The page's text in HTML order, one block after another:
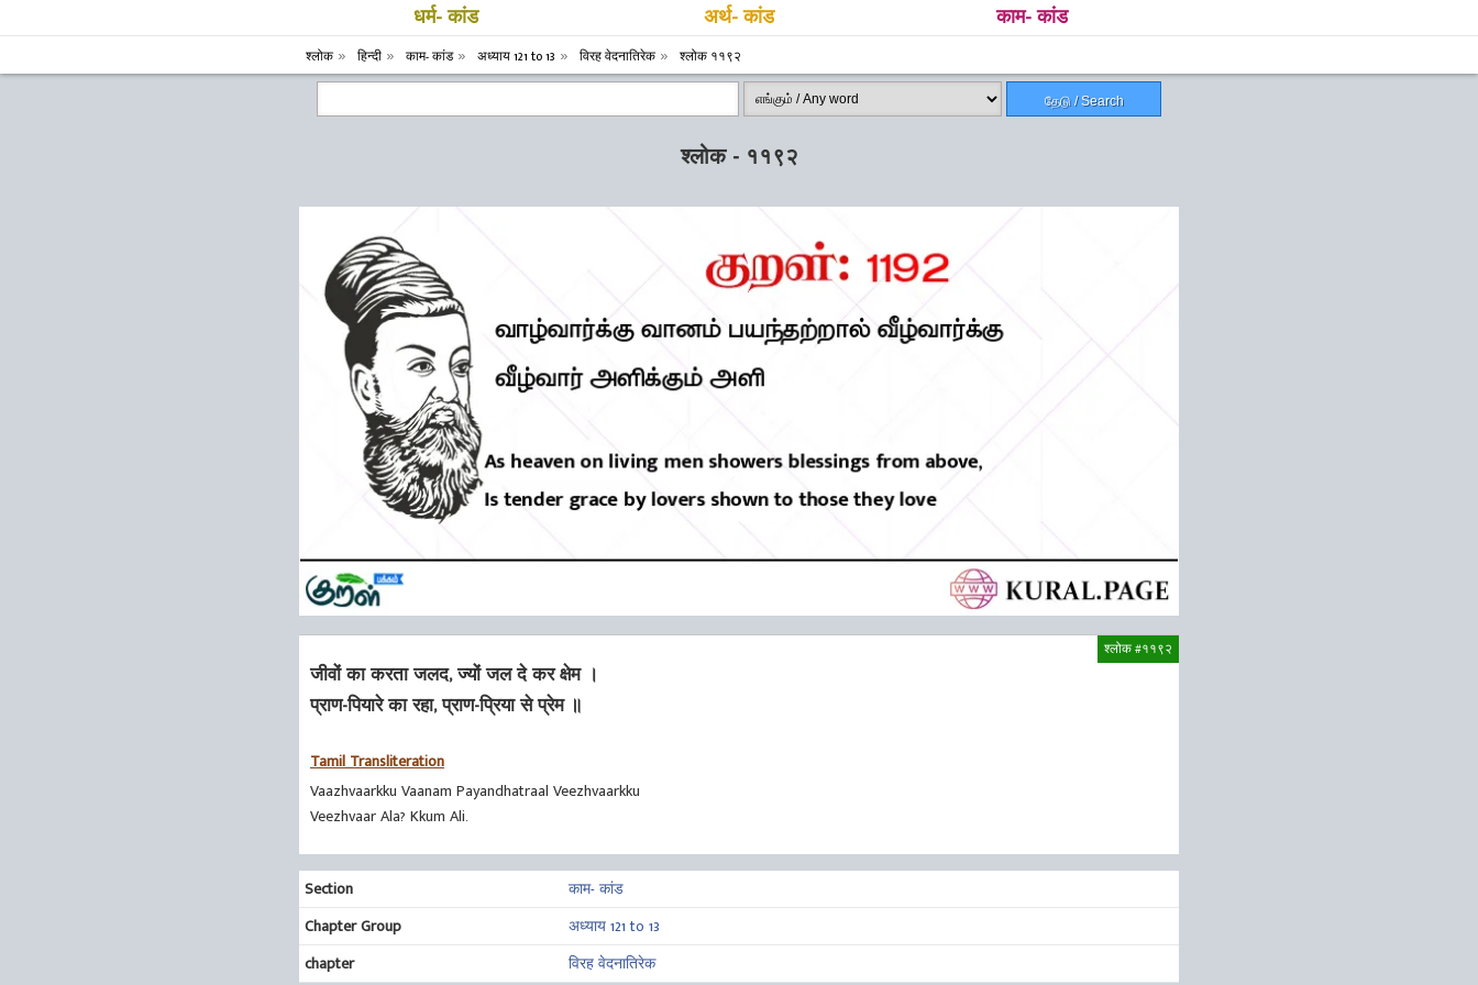
धर्म- कांड अर्थ- कांड काम- कांड
श्लोक हिन्दी काम- कांड अध्याय 121 to 13 विरह वेदनातिरेक श्लोक ११९२
தேடு / Search
श्लोक - ११९२
श्लोक #११९२
जीवों का करता जलद, ज्यों जल दे कर क्षेम ।
प्राण-पियारे का रहा, प्राण-प्रिया से प्रेम ॥
Tamil Transliteration
Vaazhvaarkku Vaanam Payandhatraal Veezhvaarkku
Veezhvaar Ala? Kkum Ali.
Section
काम- कांड
Chapter Group
अध्याय 121 to 13
chapter
विरह वेदनातिरेक